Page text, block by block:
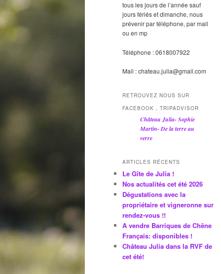
tous les jours de l’année sauf
jours fériés et dimanche, nous
prévenir par téléphone, par mail
ou en mp
Téléphone : 0618007922
Mail : chateau.julia@gmail.com
RETROUVEZ NOUS SUR
FACEBOOK , TRIPADVISOR
Château Julia- Sophie
Martin- De la terre au
verre
ARTICLES RÉCENTS
Le Gîte de Julia !
Nos actualités cet été 2026
Dégustations avec la
propriétaire et vigneronne sur
rendez-vous !!
A vendre Barriques de Chêne
Français: disponibles !
Château Julia dans la RVF de
cet été!